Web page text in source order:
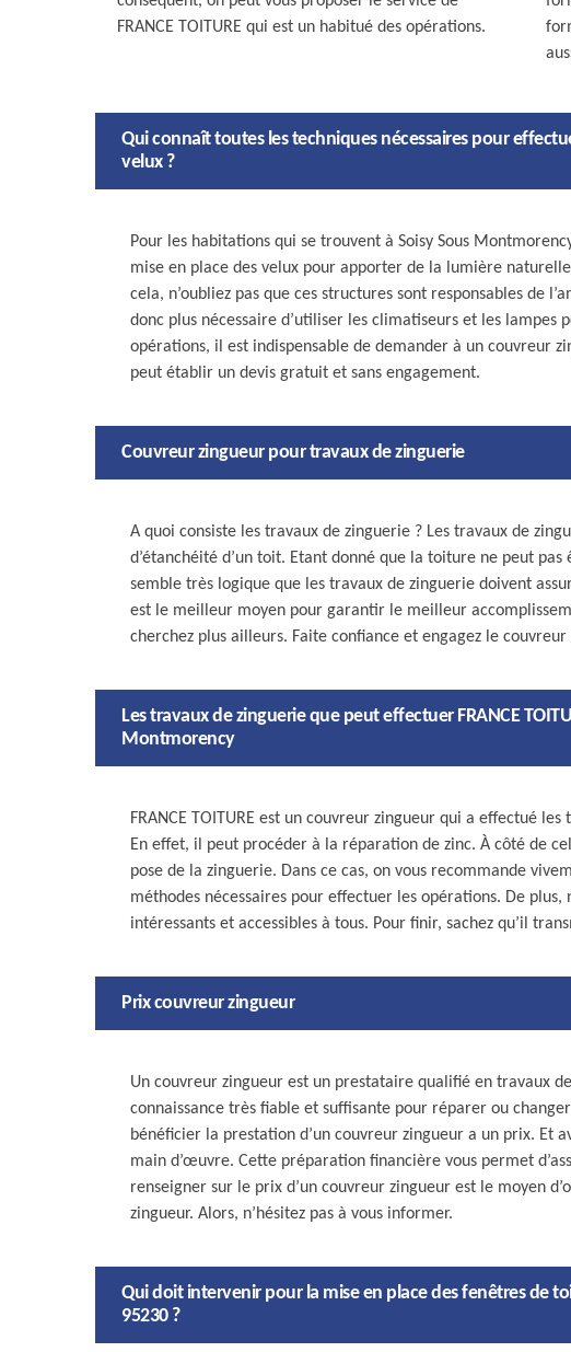
FRANCE TOITURE qui est un habitué des opérations.
Qui connaît toutes les techniques nécessaires pour
velux ?
Pour les habitations qui se trouvent à Soisy Sous
mise en place des velux pour apporter de la lumière
cela, n’oubliez pas que ces structures sont responsables de
donc plus nécessaire d’utiliser les climatiseurs et les lampes
opérations, il est indispensable de demander à un couvreur
peut établir un devis gratuit et sans engagement.
Couvreur zingueur pour travaux de zinguerie
A quoi consiste les travaux de zinguerie ? Les travaux de
d’étanchéité d’un toit. Etant donné que la toiture ne peut
semble très logique que les travaux de zinguerie doivent
est le meilleur moyen pour garantir le meilleur
cherchez plus ailleurs. Faite confiance et engagez le
Les travaux de zinguerie que peut effectuer FRANCE
Montmorency
FRANCE TOITURE est un couvreur zingueur qui a effectué
En effet, il peut procéder à la réparation de zinc. À côté de
pose de la zinguerie. Dans ce cas, on vous recommande
méthodes nécessaires pour effectuer les opérations. De plus,
intéressants et accessibles à tous. Pour finir, sachez qu’il
Prix couvreur zingueur
Un couvreur zingueur est un prestataire qualifié en travaux
connaissance très fiable et suffisante pour réparer ou
bénéficier la prestation d’un couvreur zingueur a un prix. Et
main d’œuvre. Cette préparation financière vous permet
renseigner sur le prix d’un couvreur zingueur est le moyen
zingueur. Alors, n’hésitez pas à vous informer.
Qui doit intervenir pour la mise en place des fenêtres de
95230 ?